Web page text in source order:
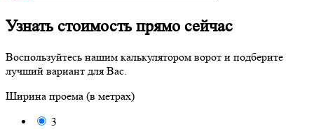
Узнать стоимость прямо сейчас
Воспользуйтесь нашим калькулятором ворот и подберите
лучший вариант для Вас.
Ширина проема (в метрах)
3